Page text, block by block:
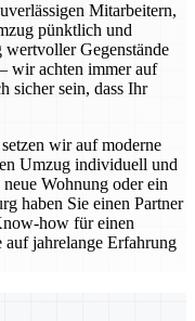
Mitarbeitern,
pünktlich und
Gegenstände
wir achten immer auf
sicher sein, dass Ihr
wir auf moderne
Umzug individuell und
Wohnung oder ein
haben Sie einen Partner
how für einen
auf jahrelange Erfahrung